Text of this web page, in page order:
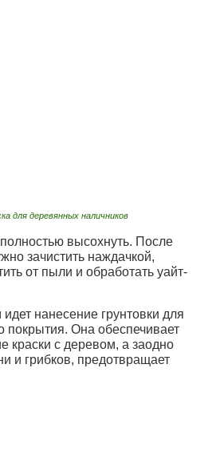
для деревянных наличников
высохнуть. После
зачистить наждачкой,
от пыли и обработать уайт-
нанесение грунтовки для
покрытия. Она обеспечивает
краски с деревом, а заодно
и грибков, предотвращает